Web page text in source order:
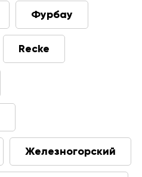
Фурбау
Recke
Железногорский